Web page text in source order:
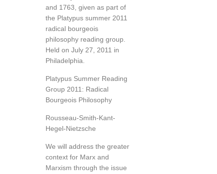
and 1763, given as part of
the Platypus summer 2011
radical bourgeois
philosophy reading group.
Held on July 27, 2011 in
Philadelphia.
Platypus Summer Reading
Group 2011: Radical
Bourgeois Philosophy
Rousseau-Smith-Kant-
Hegel-Nietzsche
We will address the greater
context for Marx and
Marxism through the issue